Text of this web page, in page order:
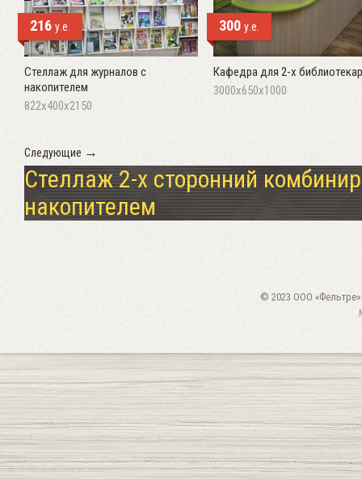
Стеллаж для журналов с
накопителем
216 у.е.
822х400х2150
Кафедра для 2-х
300 у.е.
3000х650х1000
Следующие →
Стеллаж 2-х сторонний
накопителем
© 2023 ООО